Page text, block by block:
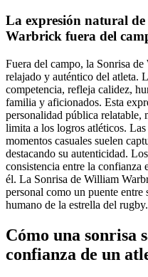
La expresión natural
Warbrick fuera del
Fuera del campo, la Sonrisa
relajado y auténtico del atleta.
competencia, refleja calidez,
familia y aficionados. Esta
personalidad pública relatable,
limita a los logros atléticos.
momentos casuales suelen
destacando su autenticidad.
consistencia entre la confianza
él. La Sonrisa de William
personal como un puente
humano de la estrella del rugby.
Cómo una sonrisa
confianza de un